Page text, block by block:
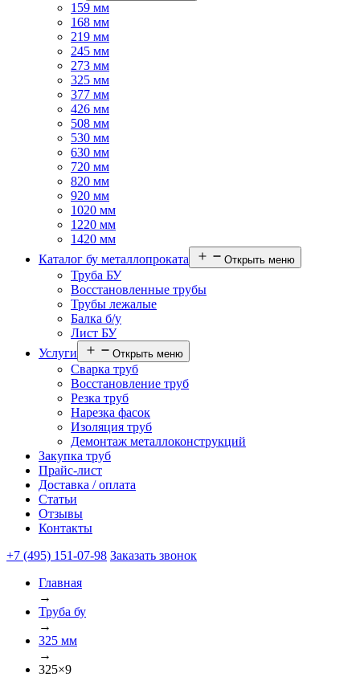
159 мм
168 мм
219 мм
245 мм
273 мм
325 мм
377 мм
426 мм
508 мм
530 мм
630 мм
720 мм
820 мм
920 мм
1020 мм
1220 мм
1420 мм
Каталог бу металлопроката
Открыть меню
Труба БУ
Восстановленные трубы
Трубы лежалые
Балка б/у
Лист БУ
Услуги
Открыть меню
Сварка труб
Восстановление труб
Резка труб
Нарезка фасок
Изоляция труб
Демонтаж металлоконструкций
Закупка труб
Прайс-лист
Доставка / оплата
Статьи
Отзывы
Контакты
+7 (495) 151-07-98 Заказать звонок
Главная
→
Труба бу
→
325 мм
→
325×9